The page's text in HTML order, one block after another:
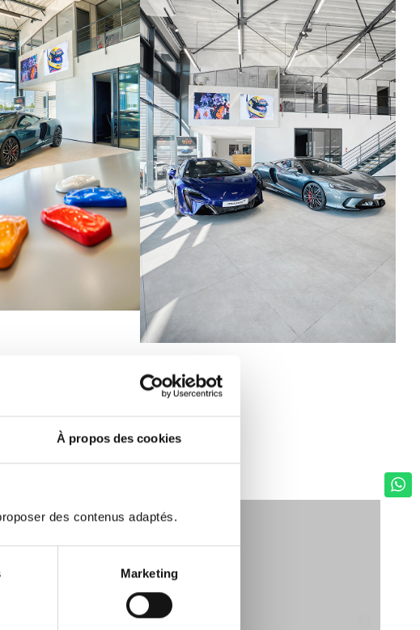
À propos des cookies
des contenus adaptés.
Marketing